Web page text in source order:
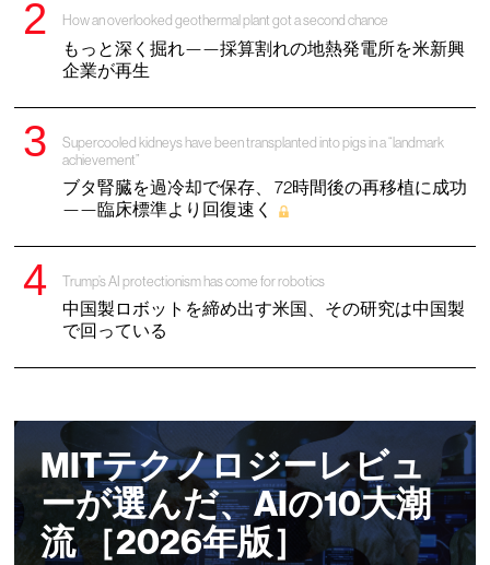
How an overlooked geothermal plant got a second chance
もっと深く掘れ——採算割れの地熱発電所を米新興
企業が再生
Supercooled kidneys have been transplanted into pigs in a “landmark
achievement”
ブタ腎臓を過冷却で保存、 72時間後の再移植に成功
——臨床標準より回復速く
Trump’s AI protectionism has come for robotics
中国製ロボットを締め出す米国、その研究は中国製
で回っている
MITテクノロジーレビュ
ーが選んだ、AIの10大潮
流 ［2026年版］